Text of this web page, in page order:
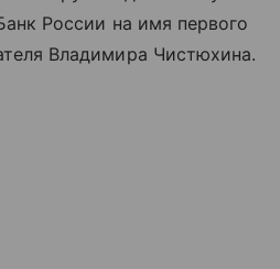
России на имя первого
Владимира Чистюхина.